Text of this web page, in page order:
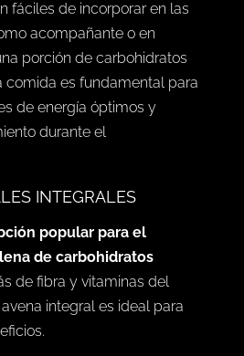
fáciles de incorporar en las
acompañante o en
porción de carbohidratos
comida es fundamental para
de energía óptimos y
durante el
INTEGRALES
popular para el
de carbohidratos
de fibra y vitaminas del
integral es ideal para